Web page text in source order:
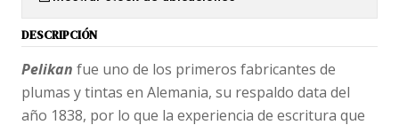
DESCRIPCIÓN
Pelikan fue uno de los primeros fabricantes de
plumas y tintas en Alemania, su respaldo data del
año 1838, por lo que la experiencia de escritura que